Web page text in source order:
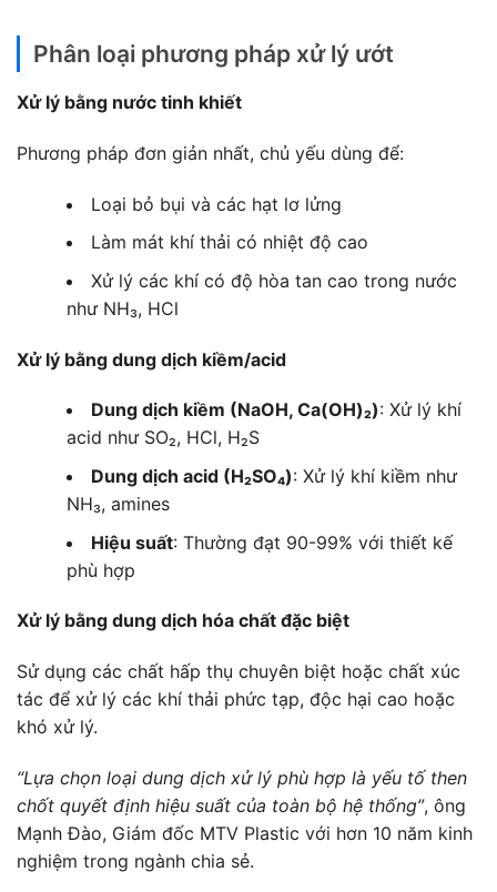
Phân loại phương pháp xử lý ướt
Xử lý bằng nước tinh khiết
Phương pháp đơn giản nhất, chủ yếu dùng để:
Loại bỏ bụi và các hạt lơ lửng
Làm mát khí thải có nhiệt độ cao
Xử lý các khí có độ hòa tan cao trong nước
như NH₃, HCl
Xử lý bằng dung dịch kiềm/acid
Dung dịch kiềm (NaOH, Ca(OH)₂): Xử lý khí
acid như SO₂, HCl, H₂S
Dung dịch acid (H₂SO₄): Xử lý khí kiềm như
NH₃, amines
Hiệu suất: Thường đạt 90-99% với thiết kế
phù hợp
Xử lý bằng dung dịch hóa chất đặc biệt
Sử dụng các chất hấp thụ chuyên biệt hoặc chất xúc
tác để xử lý các khí thải phức tạp, độc hại cao hoặc
khó xử lý.
“Lựa chọn loại dung dịch xử lý phù hợp là yếu tố then
chốt quyết định hiệu suất của toàn bộ hệ thống”, ông
Mạnh Đào, Giám đốc MTV Plastic với hơn 10 năm kinh
nghiệm trong ngành chia sẻ.